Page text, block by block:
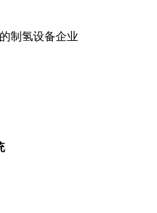
制氢设备企业